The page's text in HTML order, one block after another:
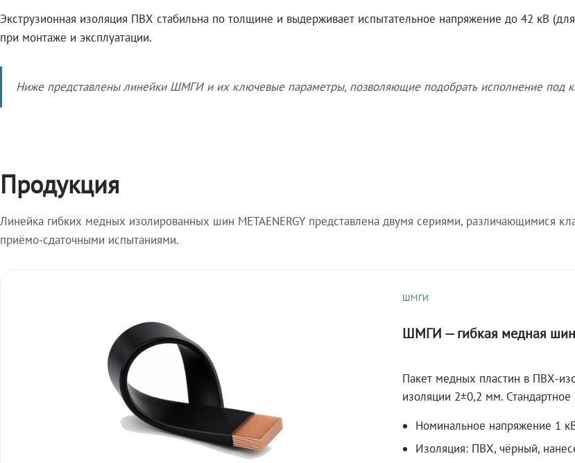
Экструзионная изоляция ПВХ стабильна по толщине и выдерживает испытательное напряжение до 42 кВ
при монтаже и эксплуатации.
Ниже представлены линейки ШМГИ и их ключевые параметры, позволяющие подобрать исполнение под
Продукция
Линейка гибких медных изолированных шин METAENERGY представлена двумя сериями, различающимися
приёмо-сдаточными испытаниями.
ШМГИ
ШМГИ — гибкая медная
Пакет медных пластин в ПВХ-
изоляции 2±0,2 мм.
Номинальное напряжение 1
Изоляция: ПВХ, чёрный,